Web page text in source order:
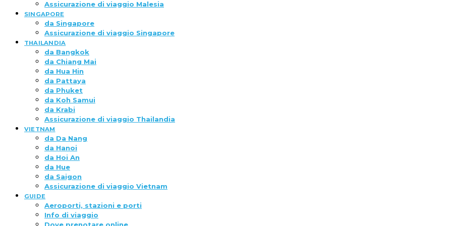
Assicurazione di viaggio Malesia
SINGAPORE
da Singapore
Assicurazione di viaggio Singapore
THAILANDIA
da Bangkok
da Chiang Mai
da Hua Hin
da Pattaya
da Phuket
da Koh Samui
da Krabi
Assicurazione di viaggio Thailandia
VIETNAM
da Da Nang
da Hanoi
da Hoi An
da Hue
da Saigon
Assicurazione di viaggio Vietnam
GUIDE
Aeroporti, stazioni e porti
Info di viaggio